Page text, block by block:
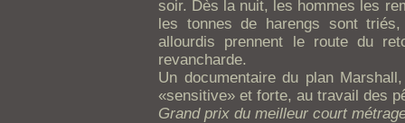
soir. Dès la nuit, les hommes les
les tonnes de harengs sont
allourdis prennent le route du
revancharde.
Un documentaire du plan
«sensitive» et forte, au travail des
Grand prix du meilleur court